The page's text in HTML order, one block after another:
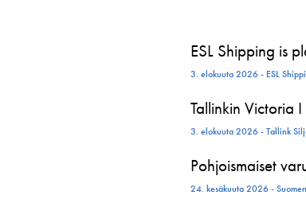
ESL Shipping is
3. elokuuta 2026 - ESL
Tallinkin Victoria
3. elokuuta 2026 - Tallink
Pohjoismaiset
24. kesäkuuta 2026 -